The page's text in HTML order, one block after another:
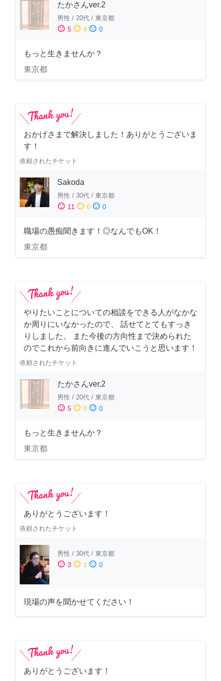
たかさんver.2
男性 / 20代 / 東京都
sentiment_satisfied 5 sentiment_neutral 0 sentiment_dissatisfied 0
もっと生きませんか？
東京都
おかげさまで解決しました！ありがとうございま
す！
依頼されたチケット
Sakoda
男性 / 30代 / 東京都
sentiment_satisfied 11 sentiment_neutral 0 sentiment_dissatisfied 0
職場の愚痴聞きます！◎なんでもOK！
東京都
やりたいことについての相談をできる人がなかな
か周りにいなかったので、 話せてとてもすっき
りしました。 また今後の方向性まで決められた
のでこれから前向きに進んでいこうと思います！
依頼されたチケット
たかさんver.2
男性 / 20代 / 東京都
sentiment_satisfied 5 sentiment_neutral 0 sentiment_dissatisfied 0
もっと生きませんか？
東京都
ありがとうございます！
依頼されたチケット
男性 / 30代 / 東京都
sentiment_satisfied 3 sentiment_neutral 1 sentiment_dissatisfied 0
現場の声を聞かせてください！
ありがとうございます！